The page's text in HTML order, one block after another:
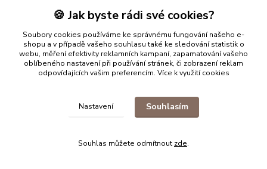
SPOLEHLIVÝ DODAVATEL
800+ kladných recenzí a 100% hodnocení na Aukru
PORADÍME VÁM
Kdykoli nám napište nebo zavolejte
ODESÍLÁME RYCHLE
🍪 Jak byste rádi své cookies?
Soubory cookies používáme ke správnému fungování našeho e-
shopu a v případě vašeho souhlasu také ke sledování statistik o
webu, měření efektivity reklamních kampaní, zapamatování vašeho
oblíbeného nastavení při používání stránek, či zobrazení reklam
odpovídajících vašim preferencím. Více k využití cookies
Nastavení Souhlasím
Souhlas můžete odmítnout zde.